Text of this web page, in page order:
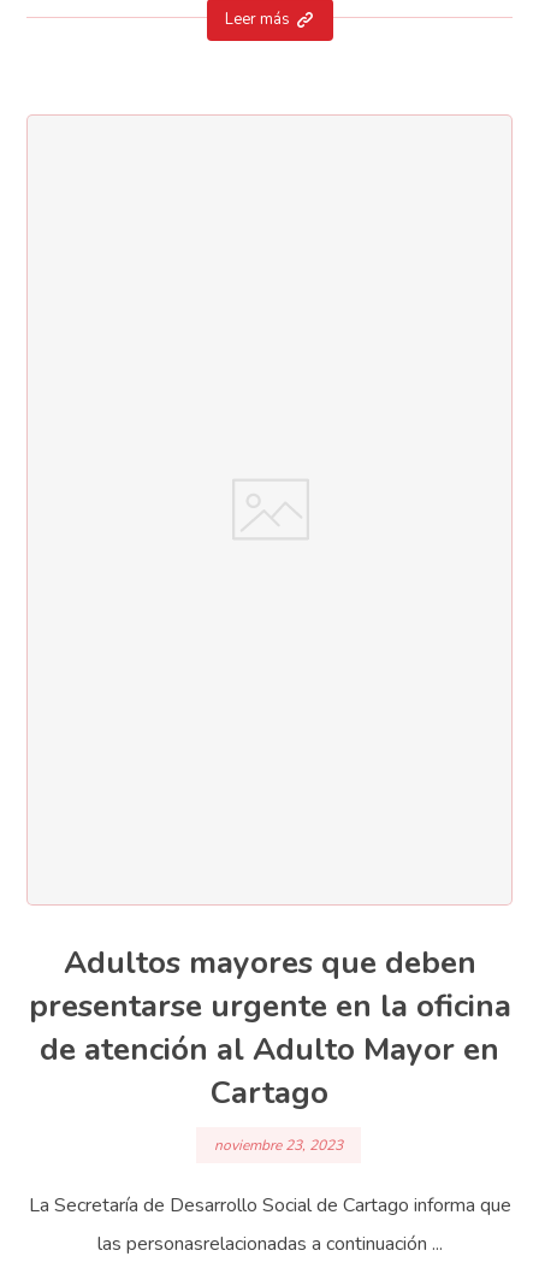
Leer más
Adultos mayores que deben
presentarse urgente en la oficina
de atención al Adulto Mayor en
Cartago
noviembre 23, 2023
La Secretaría de Desarrollo Social de Cartago informa que
las personasrelacionadas a continuación ...